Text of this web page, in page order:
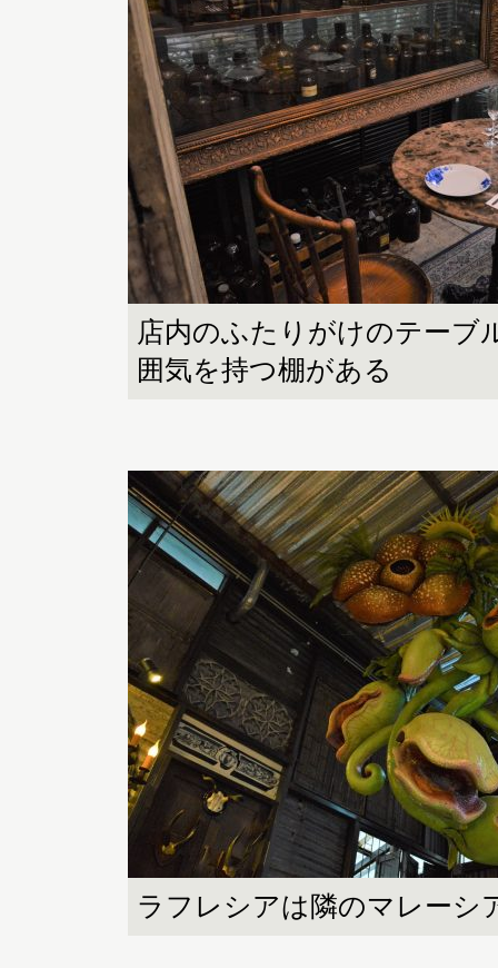
店内のふたりがけのテーブ
囲気を持つ棚がある
ラフレシアは隣のマレーシ